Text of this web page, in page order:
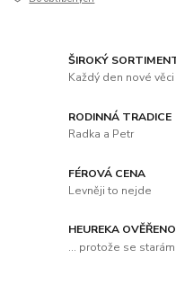
ŠIROKÝ
Každý den nové věci
RODINNÁ TRADICE
Radka a Petr
FÉROVÁ CENA
Levněji to nejde
HEUREKA OVĚŘENO
... protože se